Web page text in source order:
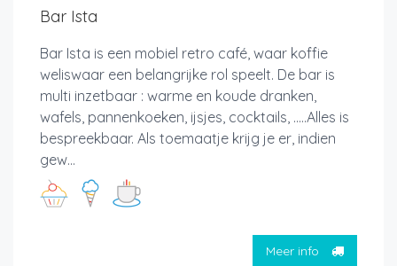
Bar Ista
Bar Ista is een mobiel retro café, waar koffie
weliswaar een belangrijke rol speelt. De bar is
multi inzetbaar : warme en koude dranken,
wafels, pannenkoeken, ijsjes, cocktails, .....Alles is
bespreekbaar. Als toemaatje krijg je er, indien
gew...
Meer info